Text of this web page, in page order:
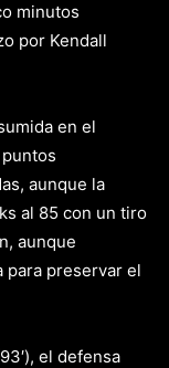
minutos
por Kendall
en el
aunque la
al 85 con un tiro
aunque
para preservar el
el defensa